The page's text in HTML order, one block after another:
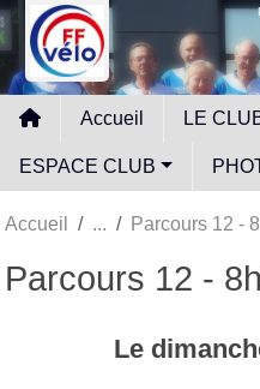
Accueil LE
ESPACE CLUB
Accueil Parcours 12 -
Parcours 12 -
Le
Panneau de gestion des